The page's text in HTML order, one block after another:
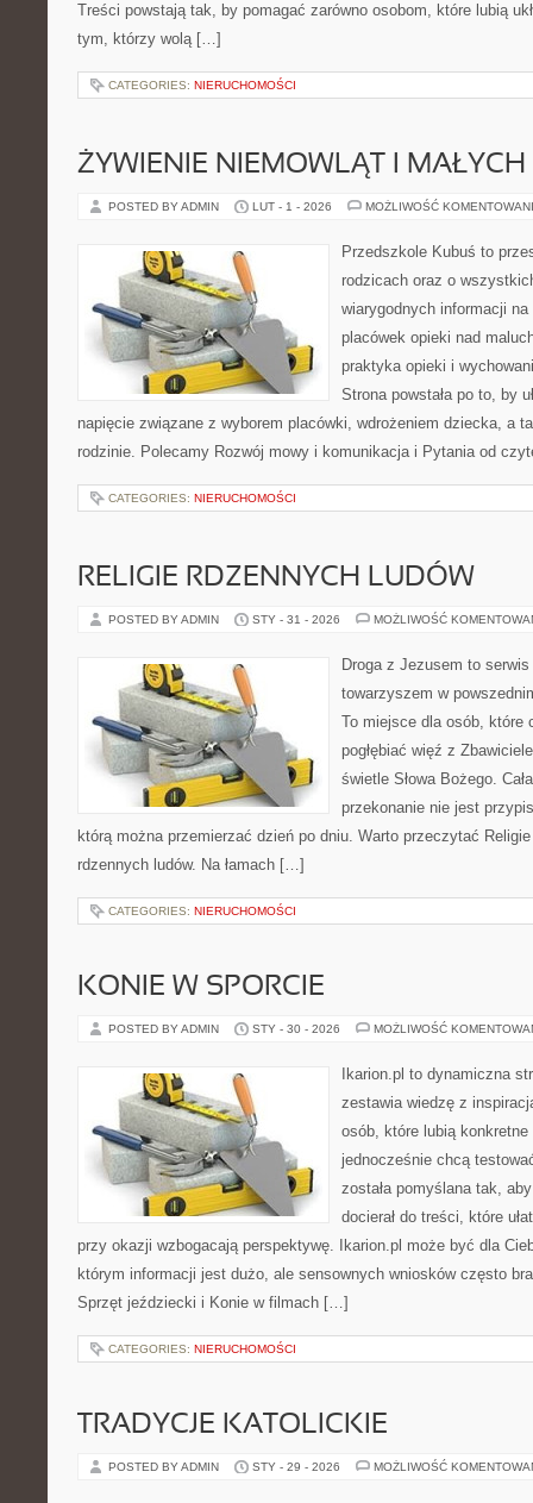
Treści powstają tak, by pomagać zarówno osobom, które lubią
tym, którzy wolą […]
CATEGORIES: NIERUCHOMOŚCI
ŻYWIENIE NIEMOWLĄT I MAŁYCH
POSTED BY ADMIN LUT - 1 - 2026 MOŻLIWOŚĆ
Przedszkole Kubuś to
rodzicach oraz o
wiarygodnych informacji
placówek opieki nad
praktyka opieki i
Strona powstała po to, by
napięcie związane z wyborem placówki, wdrożeniem dziecka, a
rodzinie. Polecamy Rozwój mowy i komunikacja i Pytania od
CATEGORIES: NIERUCHOMOŚCI
RELIGIE RDZENNYCH LUDÓW
POSTED BY ADMIN STY - 31 - 2026 MOŻLIWOŚĆ
Droga z Jezusem to
towarzyszem w
To miejsce dla osób, które
pogłębiać więź z
świetle Słowa Bożego.
przekonanie nie jest
którą można przemierzać dzień po dniu. Warto przeczytać
rdzennych ludów. Na łamach […]
CATEGORIES: NIERUCHOMOŚCI
KONIE W SPORCIE
POSTED BY ADMIN STY - 30 - 2026 MOŻLIWOŚĆ
Ikarion.pl to dynamiczna
zestawia wiedzę z
osób, które lubią
jednocześnie chcą
została pomyślana tak,
docierał do treści, które
przy okazji wzbogacają perspektywę. Ikarion.pl może być dla
którym informacji jest dużo, ale sensownych wniosków często
Sprzęt jeździecki i Konie w filmach […]
CATEGORIES: NIERUCHOMOŚCI
TRADYCJE KATOLICKIE
POSTED BY ADMIN STY - 29 - 2026 MOŻLIWOŚĆ